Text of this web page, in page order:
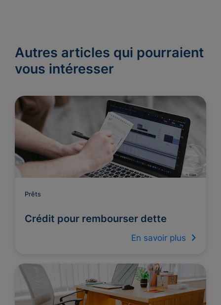
Autres articles qui pourraient
vous intéresser
Prêts
Crédit pour rembourser dette
En savoir plus